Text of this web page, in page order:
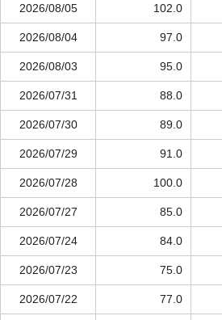
2026/08/05 102.0
2026/08/04 97.0
2026/08/03 95.0
2026/07/31 88.0
2026/07/30 89.0
2026/07/29 91.0
2026/07/28 100.0
2026/07/27 85.0
2026/07/24 84.0
2026/07/23 75.0
2026/07/22 77.0